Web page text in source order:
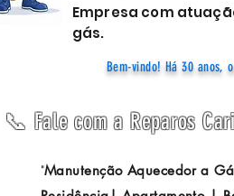
Empresa com
gás.
Bem-vindo! Há 30 anos,
📞 Fale com a Reparos
"Manutenção Aquecedor a